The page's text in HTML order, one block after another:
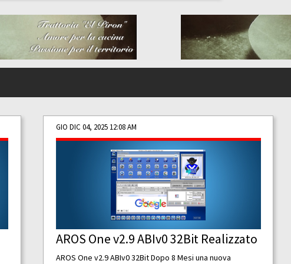
GIO DIC 04, 2025 12:08 AM
AROS One v2.9 ABIv0 32Bit Realizzato
AROS One v2.9 ABIv0 32Bit Dopo 8 Mesi una nuova